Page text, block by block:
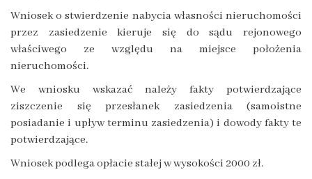
Wniosek o stwierdzenie nabycia własności nieruchomości
przez zasiedzenie kieruje się do sądu rejonowego
właściwego ze względu na miejsce położenia
nieruchomości.
We wniosku wskazać należy fakty potwierdzające
ziszczenie się przesłanek zasiedzenia (samoistne
posiadanie i upływ terminu zasiedzenia) i dowody fakty te
potwierdzające.
Wniosek podlega opłacie stałej w wysokości 2000 zł.